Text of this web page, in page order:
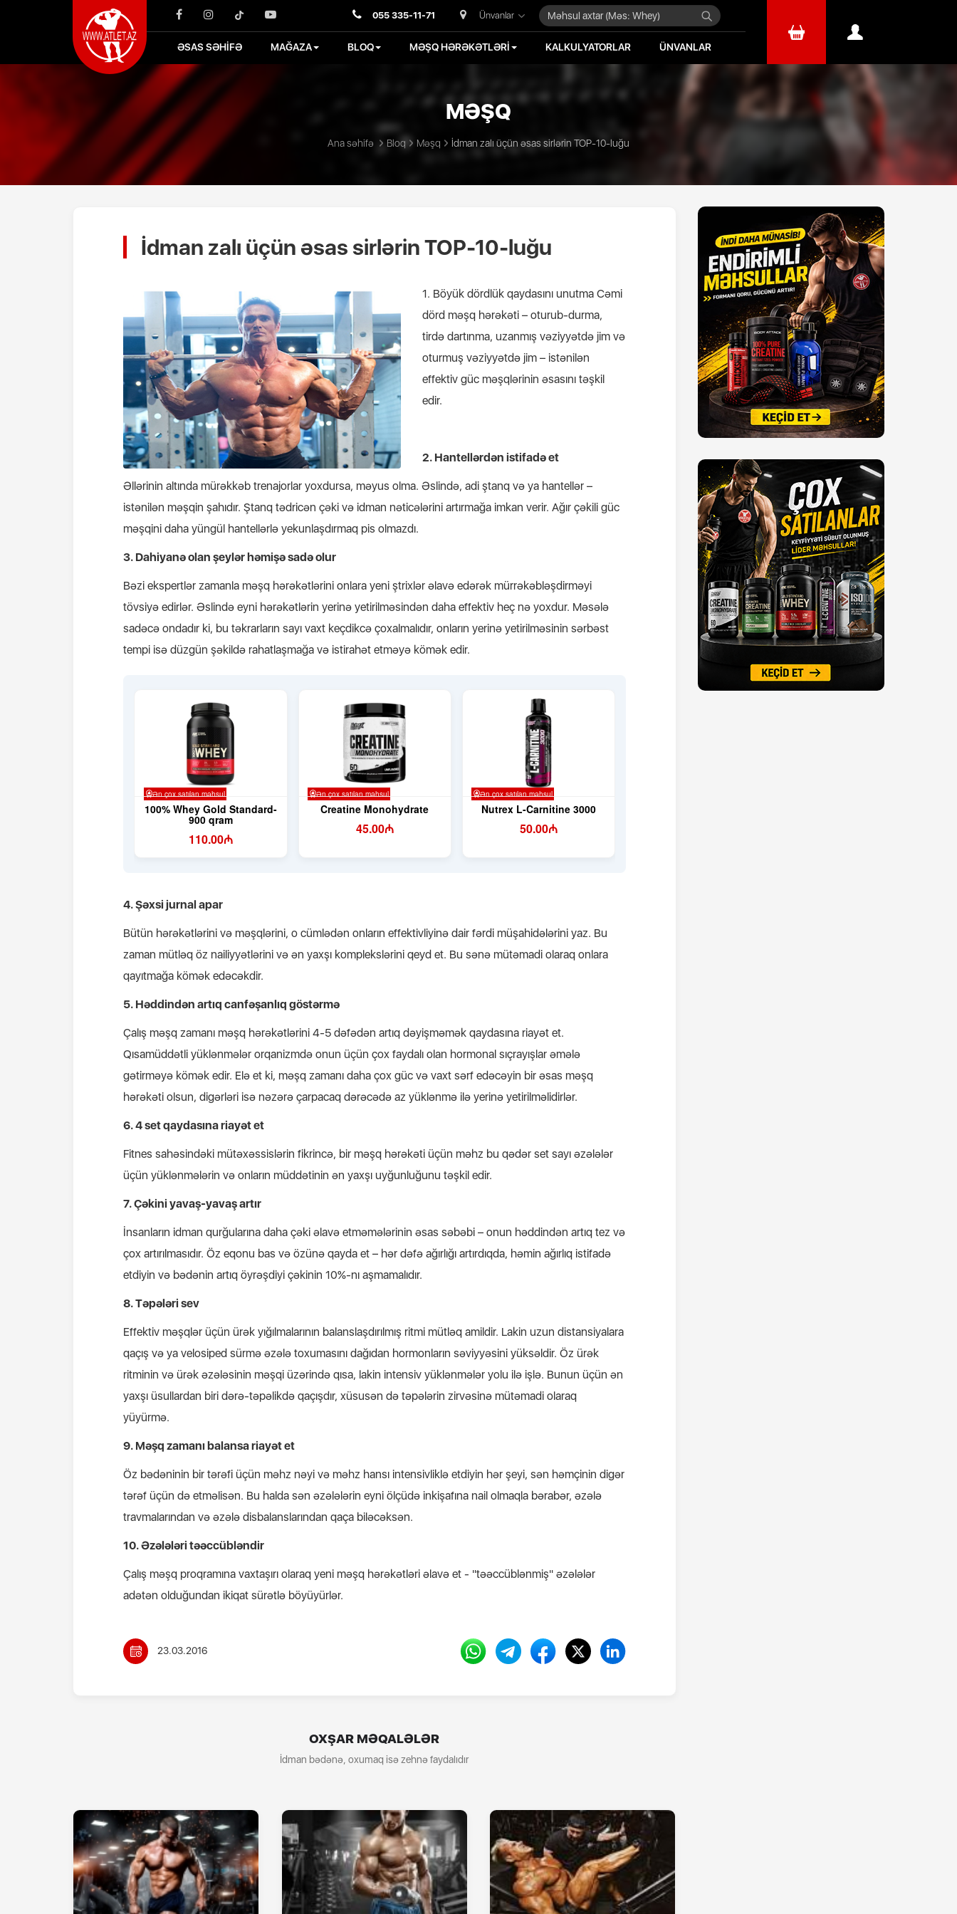
055 335-11-71 Ünvanlar
ƏSAS SƏHİFƏ MAĞAZA BLOQ MƏŞQ HƏRƏKƏTLƏRİ KALKULYATORLAR ÜNVANLAR
MƏŞQ
Ana səhifə Bloq Məşq İdman zalı üçün əsas sirlərin TOP-10-luğu
İdman zalı üçün əsas sirlərin TOP-10-luğu
1. Böyük dördlük qaydasını unutma Cəmi
dörd məşq hərəkəti – oturub-durma,
tirdə dartınma, uzanmış vəziyyətdə jim və
oturmuş vəziyyətdə jim – istənilən
effektiv güc məşqlərinin əsasını təşkil
edir.
2. Hantellərdən istifadə et
Əllərinin altında mürəkkəb trenajorlar yoxdursa, məyus olma. Əslində, adi ştanq və ya hantellər –
istənilən məşqin şahıdır. Ştanq tədricən çəki və idman nəticələrini artırmağa imkan verir. Ağır çəkili güc
məşqini daha yüngül hantellərlə yekunlaşdırmaq pis olmazdı.
3. Dahiyanə olan şeylər həmişə sadə olur
Bəzi ekspertlər zamanla məşq hərəkətlərini onlara yeni ştrixlər əlavə edərək mürrəkəbləşdirməyi
tövsiyə edirlər. Əslində eyni hərəkətlərin yerinə yetirilməsindən daha effektiv heç nə yoxdur. Məsələ
sadəcə ondadır ki, bu təkrarların sayı vaxt keçdikcə çoxalmalıdır, onların yerinə yetirilməsinin sərbəst
tempi isə düzgün şəkildə rahatlaşmağa və istirahət etməyə kömək edir.
4. Şəxsi jurnal apar
Bütün hərəkətlərini və məşqlərini, o cümlədən onların effektivliyinə dair fərdi müşahidələrini yaz. Bu
zaman mütləq öz nailiyyətlərini və ən yaxşı komplekslərini qeyd et. Bu sənə mütəmadi olaraq onlara
qayıtmağa kömək edəcəkdir.
5. Həddindən artıq canfəşanlıq göstərmə
Çalış məşq zamanı məşq hərəkətlərini 4-5 dəfədən artıq dəyişməmək qaydasına riayət et.
Qısamüddətli yüklənmələr orqanizmdə onun üçün çox faydalı olan hormonal sıçrayışlar əmələ
gətirməyə kömək edir. Elə et ki, məşq zamanı daha çox güc və vaxt sərf edəcəyin bir əsas məşq
hərəkəti olsun, digərləri isə nəzərə çarpacaq dərəcədə az yüklənmə ilə yerinə yetirilməlidirlər.
6. 4 set qaydasına riayət et
Fitnes sahəsindəki mütəxəssislərin fikrincə, bir məşq hərəkəti üçün məhz bu qədər set sayı əzələlər
üçün yüklənmələrin və onların müddətinin ən yaxşı uyğunluğunu təşkil edir.
7. Çəkini yavaş-yavaş artır
İnsanların idman qurğularına daha çəki əlavə etməmələrinin əsas səbəbi – onun həddindən artıq tez və
çox artırılmasıdır. Öz eqonu bas və özünə qayda et – hər dəfə ağırlığı artırdıqda, həmin ağırlıq istifadə
etdiyin və bədənin artıq öyrəşdiyi çəkinin 10%-nı aşmamalıdır.
8. Təpələri sev
Effektiv məşqlər üçün ürək yığılmalarının balanslaşdırılmış ritmi mütləq amildir. Lakin uzun distansiyalara
qaçış və ya velosiped sürmə əzələ toxumasını dağıdan hormonların səviyyəsini yüksəldir. Öz ürək
ritminin və ürək əzələsinin məşqi üzərində qısa, lakin intensiv yüklənmələr yolu ilə işlə. Bunun üçün ən
yaxşı üsullardan biri dərə-təpəlikdə qaçışdır, xüsusən də təpələrin zirvəsinə mütəmadi olaraq
yüyürmə.
9. Məşq zamanı balansa riayət et
Öz bədəninin bir tərəfi üçün məhz nəyi və məhz hansı intensivliklə etdiyin hər şeyi, sən həmçinin digər
tərəf üçün də etməlisən. Bu halda sən əzələlərin eyni ölçüdə inkişafına nail olmaqla bərabər, əzələ
travmalarından və əzələ disbalanslarından qaça biləcəksən.
10. Əzələləri təəccübləndir
Çalış məşq proqramına vaxtaşırı olaraq yeni məşq hərəkətləri əlavə et - "təəccüblənmiş" əzələlər
adətən olduğundan ikiqat sürətlə böyüyürlər.
23.03.2016
OXŞAR MƏQALƏLƏR
İdman bədənə, oxumaq isə zehnə faydalıdır